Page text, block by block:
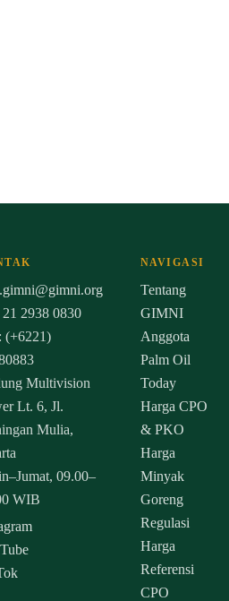
2938 0830
(+6221)
Multivision
Lt. 6, Jl.
Mulia,
09.00–
WIB
NAVIGASI
Tentang
GIMNI
Anggota
Palm Oil
Today
Harga CPO
& PKO
Harga
Minyak
Goreng
Regulasi
Harga
Referensi
CPO